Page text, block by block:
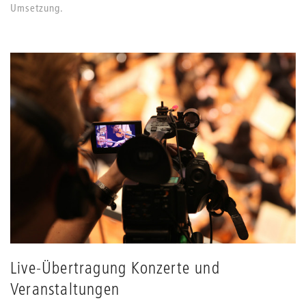
Umsetzung.
Live-Übertragung Konzerte und
Veranstaltungen